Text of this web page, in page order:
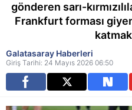
gönderen sarı-
Frankfurt forması
Galatasaray Haberleri
Giriş Tarihi: 24 Mayıs 2026 06:50